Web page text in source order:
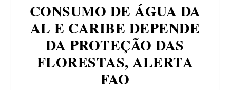
CONSUMO DE ÁGUA DA
AL E CARIBE DEPENDE
DA PROTEÇÃO DAS
FLORESTAS, ALERTA
FAO